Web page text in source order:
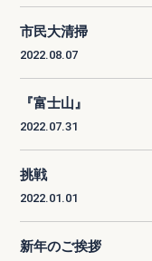
市民大清掃
2022.08.07
『富士山』
2022.07.31
挑戦
2022.01.01
新年のご挨拶